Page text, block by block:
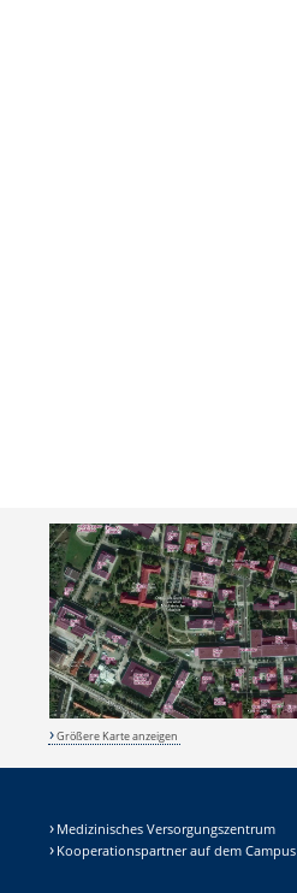
Größere Karte anzeigen
Medizinisches Versorgungszentrum
Kooperationspartner auf dem Campus